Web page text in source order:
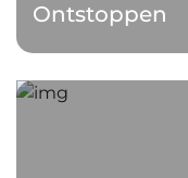
Ontstoppen